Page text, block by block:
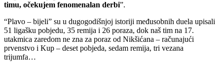
timu, očekujem fenomenalan derbi”.
“Plavo – bijeli” su u dugogodišnjoj istoriji međusobnih duela upisali
51 ligašku pobjedu, 35 remija i 26 poraza, dok naš tim na 17.
utakmica zaredom ne zna za poraz od Nikšićana – računajući
prvenstvo i Kup – deset pobjeda, sedam remija, tri vezana
trijumfa…